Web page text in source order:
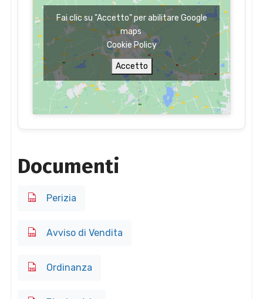
Fai clic su "Accetto" per abilitare Google
maps
Cookie Policy
Accetto
Documenti
Perizia
Avviso di Vendita
Ordinanza